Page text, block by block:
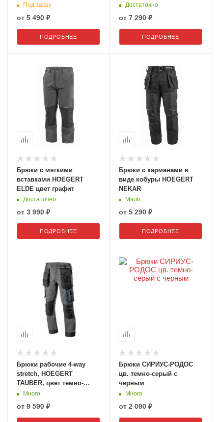
Под заказ
от 5 490 ₽
ПОДРОБНЕЕ
Достаточно
от 7 290 ₽
ПОДРОБНЕЕ
Брюки с мягкими
вставками HOEGERT
ELDE цвет графит
Достаточно
от 3 990 ₽
ПОДРОБНЕЕ
Брюки с карманами в
виде кобуры HOEGERT
NEKAR
Мало
от 5 290 ₽
ПОДРОБНЕЕ
Брюки рабочие 4-way
stretch, HOEGERT
TAUBER, цвет темно-
серый
Много
от 9 590 ₽
Брюки СИРИУС-РОДОС
цв. темно-серый с
черным
Много
от 2 090 ₽